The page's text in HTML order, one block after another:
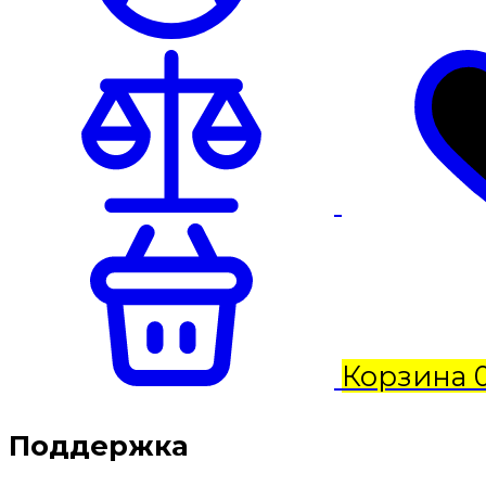
Корзина
Поддержка